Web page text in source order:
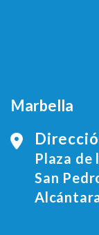
Marbella
Plaza de
San